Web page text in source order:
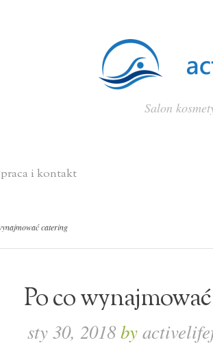
Salon
i kontakt
catering
Po co
sty 30, 2018by